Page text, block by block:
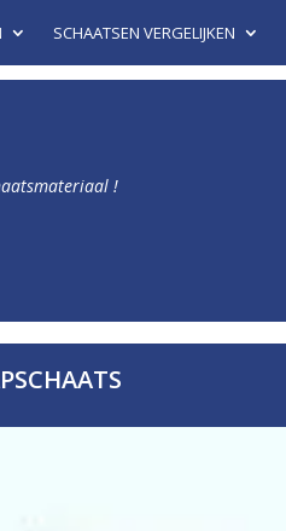
SCHAATSEN VERGELIJKEN
!